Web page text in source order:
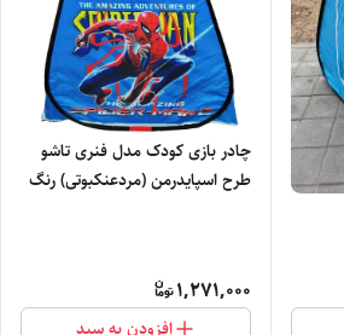
چادر بازی کودک مدل فنری تاشو
طرح اسپایدرمن (مردعنکبوتی) رنگ
1,271,000
افزودن به سبد